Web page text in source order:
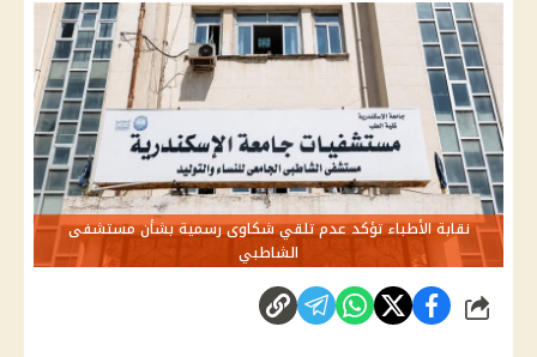
نقابة الأطباء تؤكد عدم تلقي شكاوى رسمية بشأن مستشفى
الشاطبي
شارك